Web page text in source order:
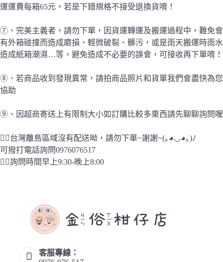
運運費每箱65元，若是下錯規格不接受退換貨唷！
⑦、完美主義者，請勿下單，因貨運轉運及搬運過程中，難免會
有外箱碰撞而造成磨損、輕微破裂、髒污，或是雨天搬運時雨水
造成紙箱潮濕…等，避免造成不必要的誤會，可接收再下單唷！
⑧、若商品收到發現異常，請拍商品照片和貨單我們會盡快為您
協助
⑨、因超商寄送上有限制大小如訂購比較多東西請先聊聊詢問喔
👉🏻台灣離島區域沒有配送呦，請勿下單~謝謝~(｡◕◡◕｡)ﾉ
可撥打電話詢問0976076517
👉🏻詢問時間早上9:30-晚上8:00
客服專線：